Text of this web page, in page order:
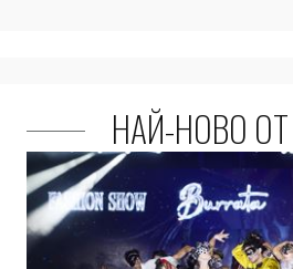
НАЙ-НОВО ОТ